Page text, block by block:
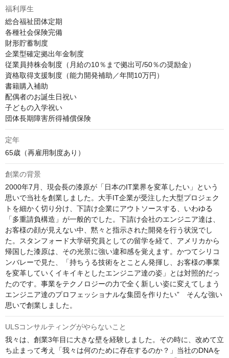
福利厚生
総合福祉団体定期
各種社会保険完備
財形貯蓄制度
企業型確定拠出年金制度
従業員持株会制度（月給の10％まで拠出可/50％の奨励金）
資格取得支援制度（能力開発補助／年間10万円）
書籍購入補助
配偶者のお誕生日祝い
子どもの入学祝い
団体長期障害所得補償保険
定年
65歳（再雇用制度あり）
創業の背景
2000年7月、現会長の漆原が「日本のIT業界を変革したい」という
思いで当社を創業しました。大手IT企業が受注した大型プロジェク
トを細かく切り分け、下請け企業にアウトソースする、いわゆる
「多重請負構造」が一般的でした。下請け会社のエンジニア達は、
お客様の顔が見えない中、黙々と指示された開発を行う状況でし
た。スタンフォード大学研究員としての留学を経て、アメリカから
帰国した漆原は、その光景に強い違和感を覚えます。かつてシリコ
ンバレーで見た、「持ちうる技術をとことん発揮し、お客様の事業
を変革していくイキイキとしたエンジニア達の姿」とは対照的だっ
たのです。事業をテクノロジーの力で全く新しい姿に変えてしまう
エンジニア達のプロフェッショナルな集団を作りたい”　そんな強い
思いで創業しました。
ULSコンサルティングがやらないこと
我々は、創業3年目に大きな壁を経験しました。その時に、改めて立
ち止まって考え「我々は何のために存在するのか？」当社のDNAを